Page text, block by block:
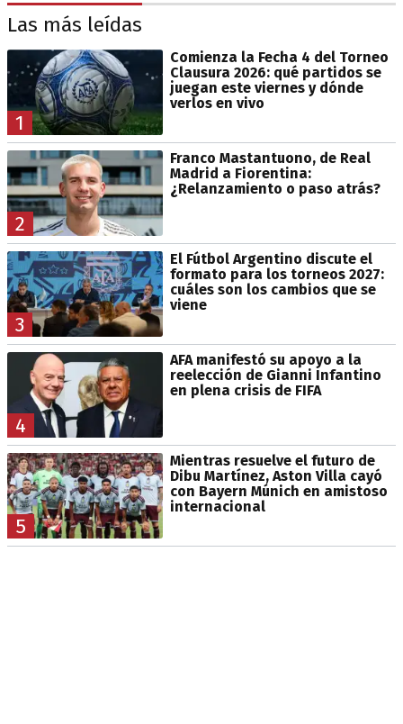
Las más leídas
1
Comienza la Fecha 4 del Torneo
Clausura 2026: qué partidos se
juegan este viernes y dónde
verlos en vivo
2
Franco Mastantuono, de Real
Madrid a Fiorentina:
¿Relanzamiento o paso atrás?
3
El Fútbol Argentino discute el
formato para los torneos 2027:
cuáles son los cambios que se
viene
4
AFA manifestó su apoyo a la
reelección de Gianni Infantino
en plena crisis de FIFA
5
Mientras resuelve el futuro de
Dibu Martínez, Aston Villa cayó
con Bayern Múnich en amistoso
internacional